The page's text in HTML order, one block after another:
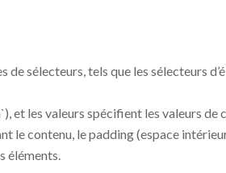
sélecteurs, tels que les sélecteurs
et les valeurs spécifient les valeurs de
contenu, le padding (espace
éléments.